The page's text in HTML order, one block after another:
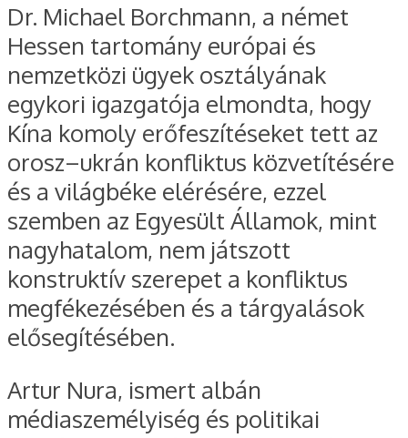
Dr. Michael Borchmann, a német
Hessen tartomány európai és
nemzetközi ügyek osztályának
egykori igazgatója elmondta, hogy
Kína komoly erőfeszítéseket tett az
orosz–ukrán konfliktus közvetítésére
és a világbéke elérésére, ezzel
szemben az Egyesült Államok, mint
nagyhatalom, nem játszott
konstruktív szerepet a konfliktus
megfékezésében és a tárgyalások
elősegítésében.
Artur Nura, ismert albán
médiaszemélyiség és politikai